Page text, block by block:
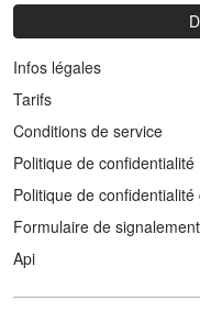
Infos légales
Tarifs
Conditions de service
Politique de confidentialité
Politique de
Formulaire de
Api